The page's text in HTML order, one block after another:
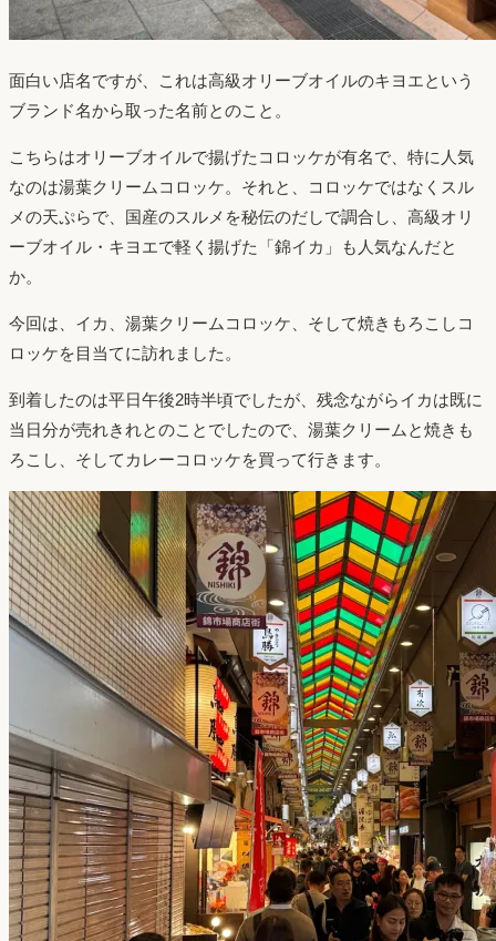
面白い店名ですが、これは高級オリーブオイルのキヨエという
ブランド名から取った名前とのこと。
こちらはオリーブオイルで揚げたコロッケが有名で、特に人気
なのは湯葉クリームコロッケ。それと、コロッケではなくスル
メの天ぷらで、国産のスルメを秘伝のだしで調合し、高級オリ
ーブオイル・キヨエで軽く揚げた「錦イカ」も人気なんだと
か。
今回は、イカ、湯葉クリームコロッケ、そして焼きもろこしコ
ロッケを目当てに訪れました。
到着したのは平日午後2時半頃でしたが、残念ながらイカは既に
当日分が売れきれとのことでしたので、湯葉クリームと焼きも
ろこし、そしてカレーコロッケを買って行きます。